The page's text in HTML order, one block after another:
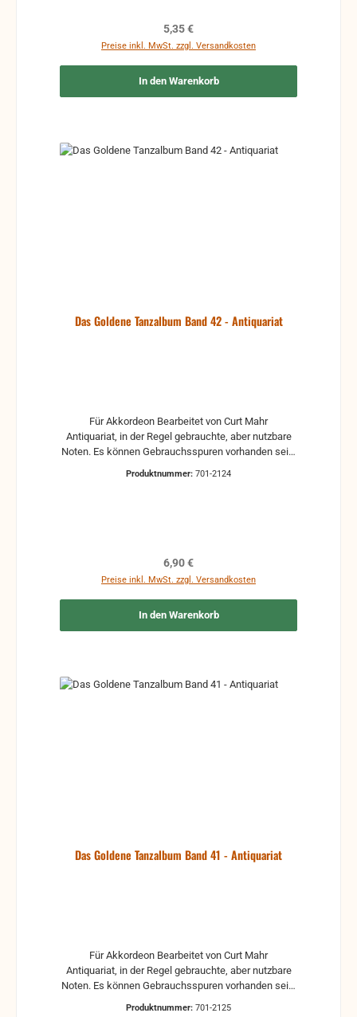
Regulärer Preis:
5,35 €
Preise inkl. MwSt. zzgl. Versandkosten
In den Warenkorb
Das Goldene Tanzalbum Band 42 - Antiquariat
Antiquariat, in der Regel gebrauchte, aber nutzbare
Noten. Es können Gebrauchsspuren vorhanden sein,
Produktnummer: 701-2124
Regulärer Preis:
6,90 €
Preise inkl. MwSt. zzgl. Versandkosten
In den Warenkorb
Das Goldene Tanzalbum Band 41 - Antiquariat
Antiquariat, in der Regel gebrauchte, aber nutzbare
Noten. Es können Gebrauchsspuren vorhanden sein,
Produktnummer: 701-2125